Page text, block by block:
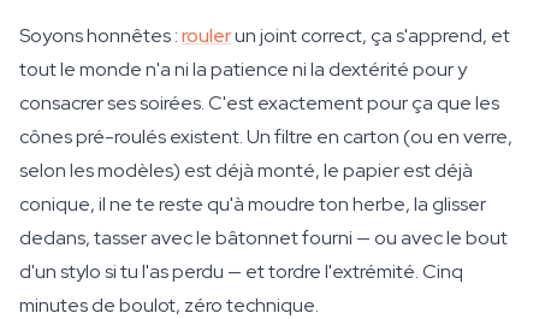
Soyons honnêtes :roulerun joint correct, ça s'apprend, et
tout le monde n'a ni la patience ni la dextérité pour y
consacrer ses soirées. C'est exactement pour ça que les
cônes pré-roulés existent. Un filtre en carton (ou en verre,
selon les modèles) est déjà monté, le papier est déjà
conique, il ne te reste qu'à moudre ton herbe, la glisser
dedans, tasser avec le bâtonnet fourni — ou avec le bout
d'un stylo si tu l'as perdu — et tordre l'extrémité. Cinq
minutes de boulot, zéro technique.